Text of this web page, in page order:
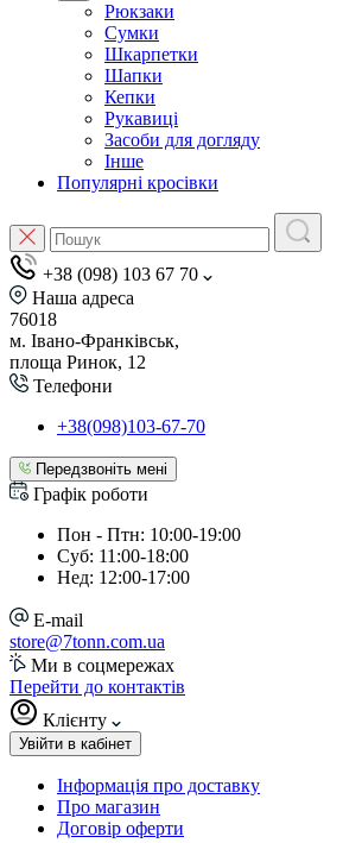
Рюкзаки
Сумки
Шкарпетки
Шапки
Кепки
Рукавиці
Засоби для догляду
Інше
Популярні кросівки
+38 (098) 103 67 70
Наша адреса
76018
м. Івано-Франківськ,
площа Ринок, 12
Телефони
+38(098)103-67-70
Передзвоніть мені
Графік роботи
Пон - Птн: 10:00-19:00
Суб: 11:00-18:00
Нед: 12:00-17:00
E-mail
store@7tonn.com.ua
Ми в соцмережах
Перейти до контактів
Клієнту
Увійти в кабінет
Інформація про доставку
Про магазин
Договір оферти